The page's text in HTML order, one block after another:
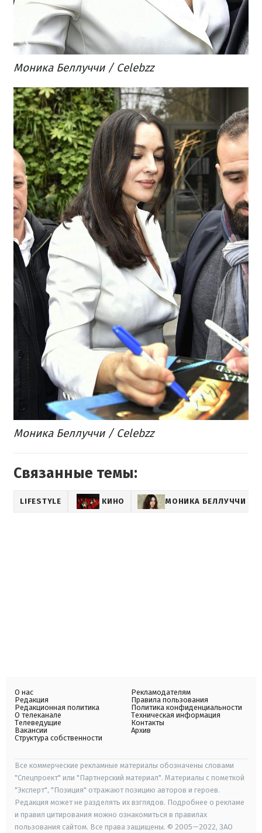
Моника Беллуччи / Celebzz
Моника Беллуччи / Celebzz
Связанные темы:
LIFESTYLE КИНО МОНИКА БЕЛЛУЧЧИ
О нас
Редакция
Редакционная политика
О телеканале
Телеведущие
Вакансии
Структура собственности
Рекламодателям
Правила пользования
Политика конфиденциальности
Техническая информация
Контакты
Архив
Все коммерческие рекламные материалы обозначены словами
"Спецпроект" или "Партнерский материал". Материалы с пометкой
"Эксперт", "Позиция" отражают позицию авторов и героев.
Редакция может не разделять их взглядов. Подробнее о рекламе
и правил цитирования можно ознакомиться в правилах
пользования сайтом. Все права защищены. © 2005—2022, ЗАО